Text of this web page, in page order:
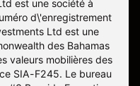
est une société à
d\'enregistrement
Ltd est une
des Bahamas
valeurs mobilières des
SIA-F245. Le bureau